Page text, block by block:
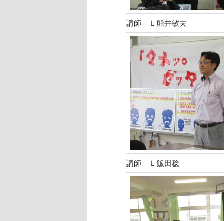
講師 Ｌ船井敏夫
講師 Ｌ飯田稔